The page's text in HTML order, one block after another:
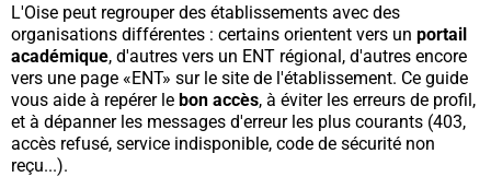
L'Oise peut regrouper des établissements avec des
organisations différentes : certains orientent vers un portail
académique, d'autres vers un ENT régional, d'autres encore
vers une page «ENT» sur le site de l'établissement. Ce guide
vous aide à repérer le bon accès, à éviter les erreurs de profil,
et à dépanner les messages d'erreur les plus courants (403,
accès refusé, service indisponible, code de sécurité non
reçu...).